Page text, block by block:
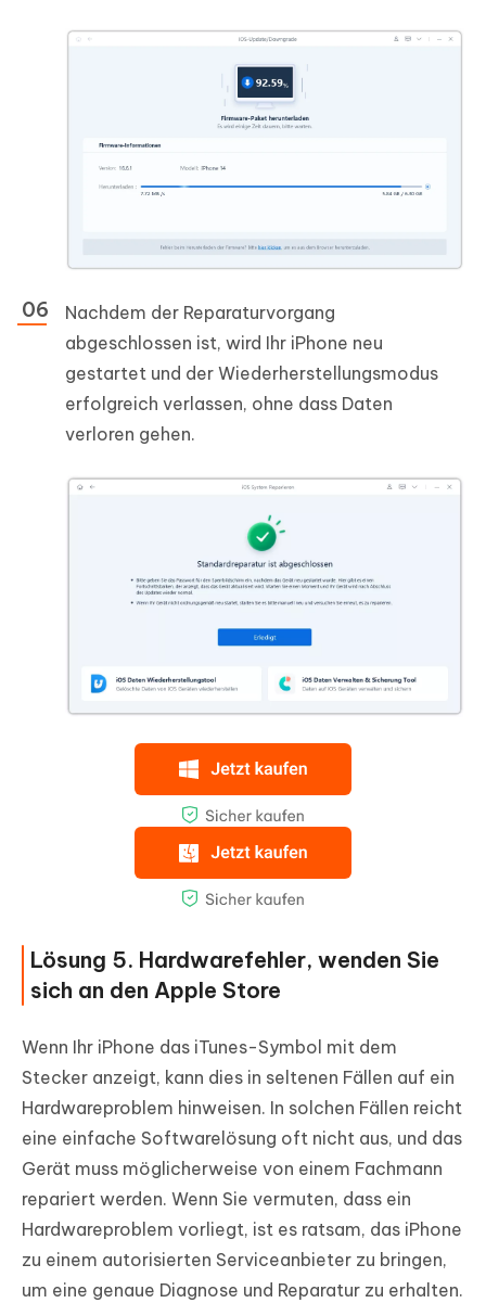
Nachdem der Reparaturvorgang
abgeschlossen ist, wird Ihr iPhone neu
gestartet und der Wiederherstellungsmodus
erfolgreich verlassen, ohne dass Daten
verloren gehen.
Lösung 5. Hardwarefehler, wenden Sie
sich an den Apple Store
Wenn Ihr iPhone das iTunes-Symbol mit dem
Stecker anzeigt, kann dies in seltenen Fällen auf ein
Hardwareproblem hinweisen. In solchen Fällen reicht
eine einfache Softwarelösung oft nicht aus, und das
Gerät muss möglicherweise von einem Fachmann
repariert werden. Wenn Sie vermuten, dass ein
Hardwareproblem vorliegt, ist es ratsam, das iPhone
zu einem autorisierten Serviceanbieter zu bringen,
um eine genaue Diagnose und Reparatur zu erhalten.